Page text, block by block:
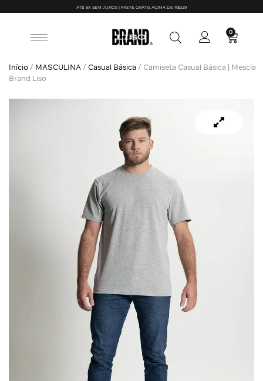
ATÉ 6X SEM JUROS | FRETE GRÁTIS ACIMA DE R$329
0
Início / MASCULINA / Casual Básica / Camiseta Casual Básica | Mescla
Brand Liso